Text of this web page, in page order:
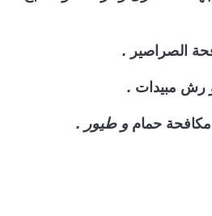
الصراصير .
رش مبيدات .
مكافحة حمام و طيور .